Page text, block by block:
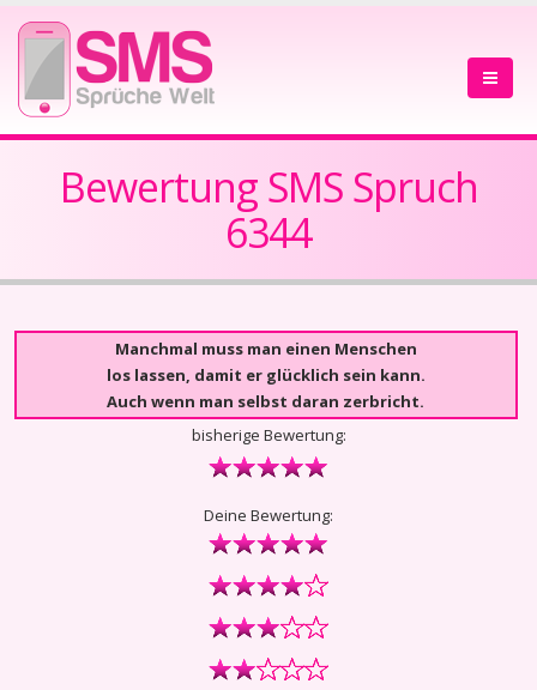
Bewertung SMS Spruch
6344
Manchmal muss man einen Menschen
los lassen, damit er glücklich sein kann.
Auch wenn man selbst daran zerbricht.
bisherige Bewertung:
Deine Bewertung: